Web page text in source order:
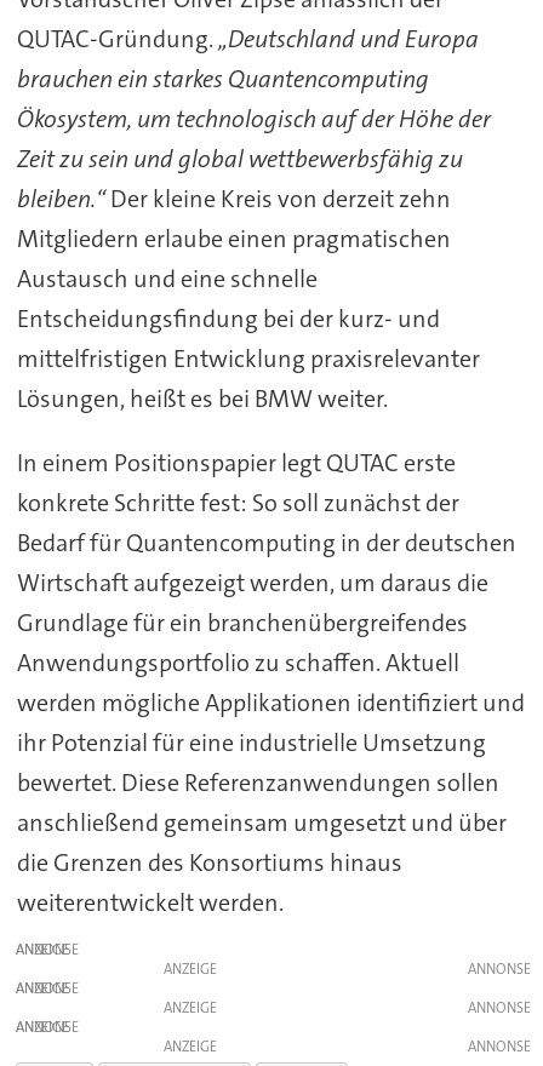
QUTAC-Gründung.„Deutschland und Europa
brauchen ein starkes Quantencomputing
Ökosystem, um technologisch auf der Höhe der
Zeit zu sein und global wettbewerbsfähig zu
bleiben.“Der kleine Kreis von derzeit zehn
Mitgliedern erlaube einen pragmatischen
Austausch und eine schnelle
Entscheidungsfindung bei der kurz- und
mittelfristigen Entwicklung praxisrelevanter
Lösungen, heißt es bei BMW weiter.
In einem Positionspapier legt QUTAC erste
konkrete Schritte fest: So soll zunächst der
Bedarf für Quantencomputing in der deutschen
Wirtschaft aufgezeigt werden, um daraus die
Grundlage für ein branchenübergreifendes
Anwendungsportfolio zu schaffen. Aktuell
werden mögliche Applikationen identifiziert und
ihr Potenzial für eine industrielle Umsetzung
bewertet. Diese Referenzanwendungen sollen
anschließend gemeinsam umgesetzt und über
die Grenzen des Konsortiums hinaus
weiterentwickelt werden.
ANZEIGE
ANZEIGE
ANZEIGE
ANZEIGE
ANZEIGE
ANZEIGE